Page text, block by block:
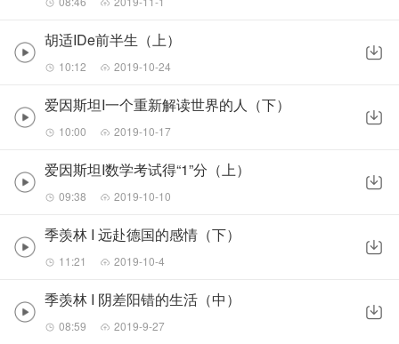
胡适IDe前半生（上）
10:12 2019-10-24
爱因斯坦I一个重新解读世界的人（下）
10:00 2019-10-17
爱因斯坦I数学考试得“1”分（上）
09:38 2019-10-10
季羡林 I 远赴德国的感情（下）
11:21 2019-10-4
季羡林 I 阴差阳错的生活（中）
08:59 2019-9-27